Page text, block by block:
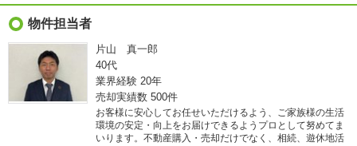
物件担当者
片山 真一郎
40代
業界経験 20年
売却実績数 500件
お客様に安心してお任せいただけるよう、ご家族様の生活
環境の安定・向上をお届けできるようプロとして努めてま
いります。不動産購入・売却だけでなく、相続、遊休地活